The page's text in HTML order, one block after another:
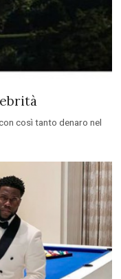
così tanto denaro nel